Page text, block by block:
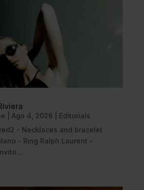
Ago 4, 2026
Editorials
- Necklaces and bracelet
- Ring Ralph Laurent -